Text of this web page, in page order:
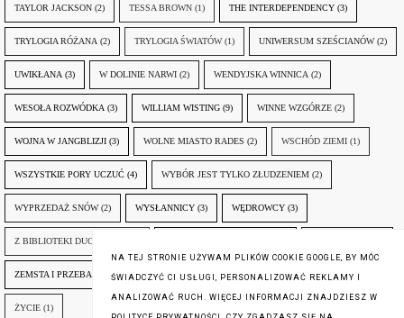
TAYLOR JACKSON (2) TESSA BROWN (1) THE INTERDEPENDENCY (3)
TRYLOGIA RÓŻANA (2) TRYLOGIA ŚWIATÓW (1) UNIWERSUM SZEŚCIANÓW (2)
UWIKŁANA (3) W DOLINIE NARWI (2) WENDYJSKA WINNICA (2)
WESOŁA ROZWÓDKA (3) WILLIAM WISTING (9) WINNE WZGÓRZE (2)
WOJNA W JANGBLIZJI (3) WOLNE MIASTO RADES (2) WSCHÓD ZIEMI (1)
WSZYSTKIE PORY UCZUĆ (4) WYBÓR JEST TYLKO ZŁUDZENIEM (2)
WYPRZEDAŻ SNÓW (2) WYSŁANNICY (3) WĘDROWCY (3)
Z BIBLIOTEKI DUCHA GÓR
ZEMSTA I PRZEBACZENIE (6) ŚLADY ZBRODNI (3) ŻYCIA W ŻYCIU (3)
ŻYCIE (1)
NA TEJ STRONIE UŻYWAM PLIKÓW COOKIE GOOGLE, BY MÓC
ŚWIADCZYĆ CI USŁUGI, PERSONALIZOWAĆ REKLAMY I
ANALIZOWAĆ RUCH. WIĘCEJ INFORMACJI ZNAJDZIESZ W